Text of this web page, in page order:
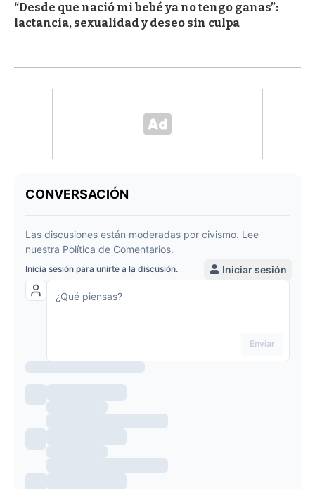
“Desde que nació mi bebé ya no tengo ganas”:
lactancia, sexualidad y deseo sin culpa